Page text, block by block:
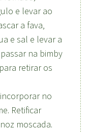
e levar ao
a fava,
e sal e levar a
na bimby
retirar os
no
Retificar
moscada.